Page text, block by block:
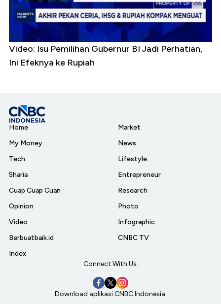
Video: Isu Pemilihan Gubernur BI Jadi Perhatian,
Ini Efeknya ke Rupiah
Home
My Money
Tech
Sharia
Cuap Cuap Cuan
Opinion
Video
Berbuatbaik.id
Index
Market
News
Lifestyle
Entrepreneur
Research
Photo
Infographic
CNBC TV
Connect With Us:
Download aplikasi CNBC Indonesia: